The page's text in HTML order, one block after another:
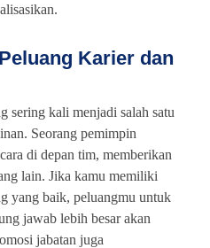
Karier dan
sering kali menjadi salah satu
Seorang pemimpin
di depan tim, memberikan
lain. Jika kamu memiliki
yang baik, peluangmu untuk
jawab lebih besar akan
jabatan juga